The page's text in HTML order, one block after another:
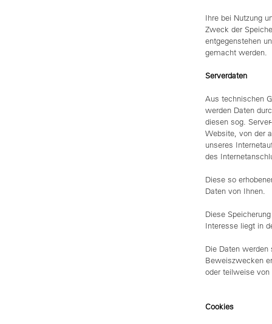
Ihre bei Nutzung
Zweck der
entgegenstehen
gemacht werden.
Serverdaten
Aus technischen
werden Daten
diesen sog.
Website, von der
unseres
des
Diese so
Daten von Ihnen.
Diese
Interesse liegt in
Die Daten
Beweiszwecken
oder teilweise von
Cookies